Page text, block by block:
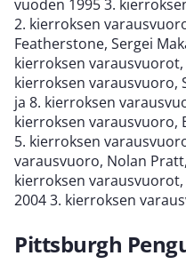
vuoden 1995 3.
2. kierroksen
Featherstone, Sergei
kierroksen
kierroksen varausvuoro,
ja 8. kierroksen
kierroksen varausvuoro,
5. kierroksen
varausvuoro, Nolan
kierroksen
2004 3. kierroksen
Pittsburgh